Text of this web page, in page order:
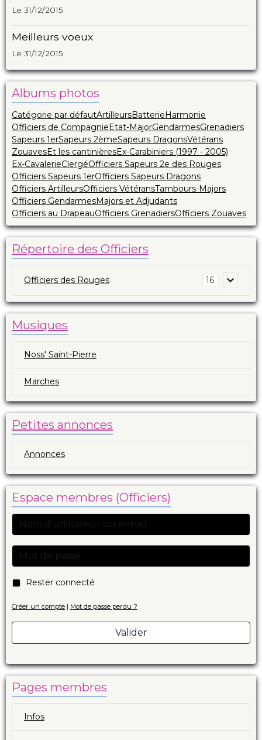
Le 31/12/2015
Meilleurs voeux
Le 31/12/2015
Albums photos
Catégorie par défautArtilleursBatterieHarmonie
Officiers de CompagnieEtat-MajorGendarmesGrenadiers
Sapeurs 1erSapeurs 2èmeSapeurs DragonsVétérans
ZouavesEt les cantinièresEx-Carabiniers (1997 - 2005)
Ex-CavalerieClergéOfficiers Sapeurs 2e des Rouges
Officiers Sapeurs 1erOfficiers Sapeurs Dragons
Officiers ArtilleursOfficiers VétéransTambours-Majors
Officiers GendarmesMajors et Adjudants
Officiers au DrapeauOfficiers GrenadiersOfficiers Zouaves
Répertoire des Officiers
Officiers des Rouges 16
Musiques
Noss' Saint-Pierre
Marches
Petites annonces
Annonces
Espace membres (Officiers)
Rester connecté
Créer un compte | Mot de passe perdu ?
Valider
Pages membres
Infos